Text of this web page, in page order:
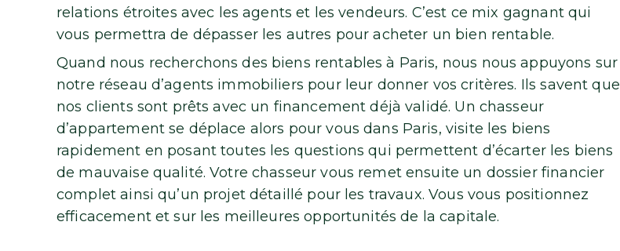
relations étroites avec les agents et les vendeurs. C’est ce mix gagnant qui
vous permettra de dépasser les autres pour acheter un bien rentable.
Quand nous recherchons des biens rentables à Paris, nous nous appuyons sur
notre réseau d’agents immobiliers pour leur donner vos critères. Ils savent que
nos clients sont prêts avec un financement déjà validé. Un chasseur
d’appartement se déplace alors pour vous dans Paris, visite les biens
rapidement en posant toutes les questions qui permettent d’écarter les biens
de mauvaise qualité. Votre chasseur vous remet ensuite un dossier financier
complet ainsi qu’un projet détaillé pour les travaux. Vous vous positionnez
efficacement et sur les meilleures opportunités de la capitale.